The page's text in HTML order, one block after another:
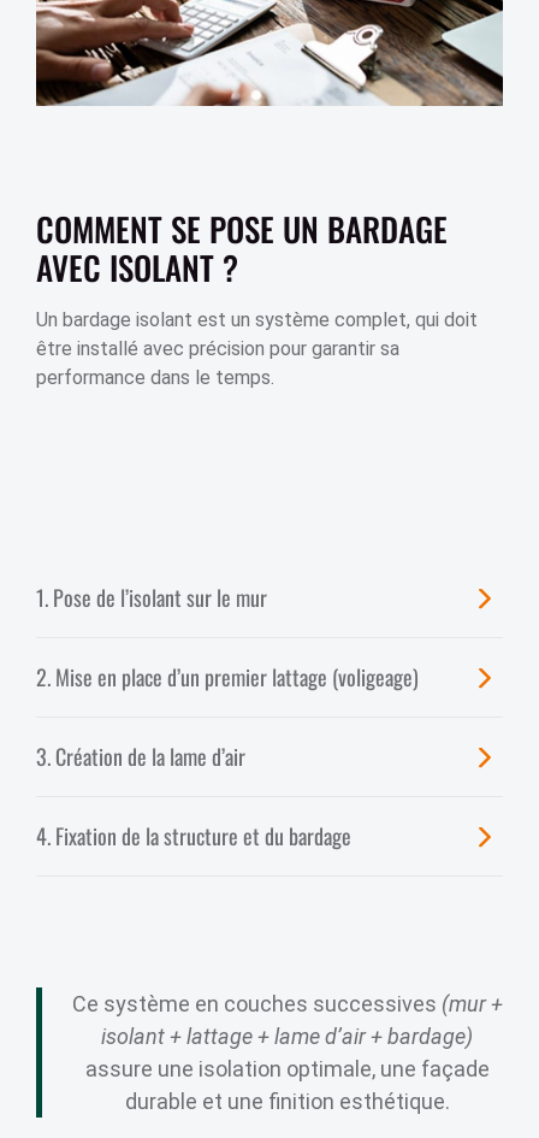
COMMENT SE POSE UN BARDAGE
AVEC ISOLANT ?
Un bardage isolant est un système complet, qui doit
être installé avec précision pour garantir sa
performance dans le temps.
1. Pose de l’isolant sur le mur
2. Mise en place d’un premier lattage (voligeage)
3. Création de la lame d’air
4. Fixation de la structure et du bardage
Ce système en couches successives (mur +
isolant + lattage + lame d’air + bardage)
assure une isolation optimale, une façade
durable et une finition esthétique.